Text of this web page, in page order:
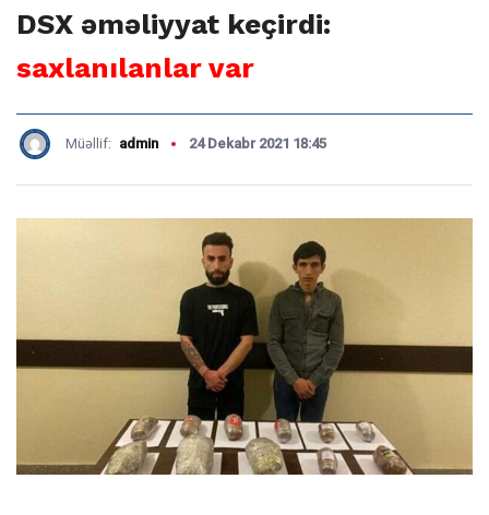
DSX əməliyyat keçirdi:
saxlanılanlar var
Müəllif: admin 24 Dekabr 2021 18:45